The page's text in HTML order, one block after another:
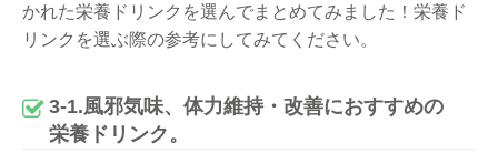
かれた栄養ドリンクを選んでまとめてみました！栄養ド
リンクを選ぶ際の参考にしてみてください。
3-1.風邪気味、体力維持・改善におすすめの
栄養ドリンク。